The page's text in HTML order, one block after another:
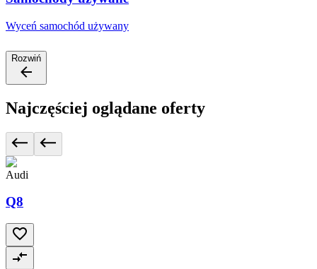
Wyceń samochód używany
Rozwiń
Najczęściej oglądane oferty
Audi
Q8